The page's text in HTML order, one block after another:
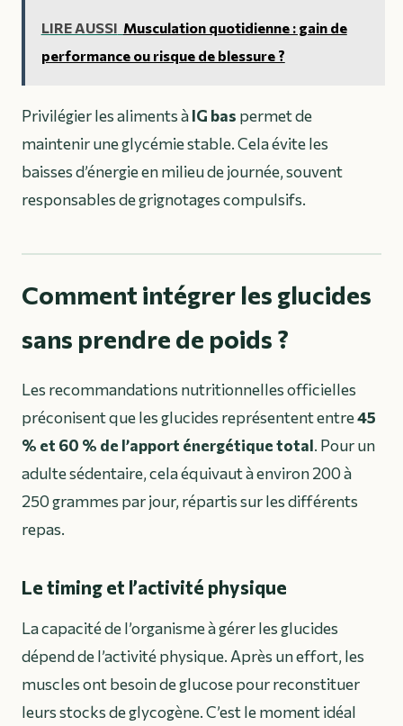
LIRE AUSSI Musculation quotidienne : gain de
performance ou risque de blessure ?
Privilégier les aliments àIG bas permet de
maintenir une glycémie stable. Cela évite les
baisses d’énergie en milieu de journée, souvent
responsables de grignotages compulsifs.
Comment intégrer les glucides
sans prendre de poids ?
Les recommandations nutritionnelles officielles
préconisent que les glucides représentent entre45
% et 60 % de l’apport énergétique total. Pour un
adulte sédentaire, cela équivaut à environ 200 à
250 grammes par jour, répartis sur les différents
repas.
Le timing et l’activité physique
La capacité de l’organisme à gérer les glucides
dépend de l’activité physique. Après un effort, les
muscles ont besoin de glucose pour reconstituer
leurs stocks de glycogène. C’est le moment idéal